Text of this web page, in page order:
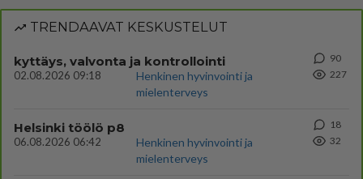
TRENDAAVAT KESKUSTELUT
kyttäys, valvonta ja kontrollointi
02.08.2026 09:18
Henkinen hyvinvointi ja
mielenterveys
90
227
Helsinki töölö p8
06.08.2026 06:42
Henkinen hyvinvointi ja
mielenterveys
18
32